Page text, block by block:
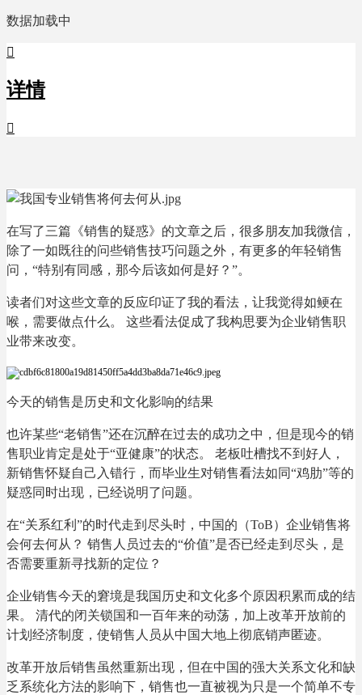
数据加载中

详情

在写了三篇《销售的疑惑》的文章之后，很多朋友加我微信，
除了一如既往的问些销售技巧问题之外，有更多的年轻销售
问，“特别有同感，那今后该如何是好？”。
读者们对这些文章的反应印证了我的看法，让我觉得如鲠在
喉，需要做点什么。 这些看法促成了我构思要为企业销售职
业带来改变。
今天的销售是历史和文化影响的结果
也许某些“老销售”还在沉醉在过去的成功之中，但是现今的销
售职业肯定是处于“亚健康”的状态。 老板吐槽找不到好人，
新销售怀疑自己入错行，而毕业生对销售看法如同“鸡肋”等的
疑惑同时出现，已经说明了问题。
在“关系红利”的时代走到尽头时，中国的（ToB）企业销售将
会何去何从？ 销售人员过去的“价值”是否已经走到尽头，是
否需要重新寻找新的定位？
企业销售今天的窘境是我国历史和文化多个原因积累而成的结
果。 清代的闭关锁国和一百年来的动荡，加上改革开放前的
计划经济制度，使销售人员从中国大地上彻底销声匿迹。
改革开放后销售虽然重新出现，但在中国的强大关系文化和缺
乏系统化方法的影响下，销售也一直被视为只是一个简单不专